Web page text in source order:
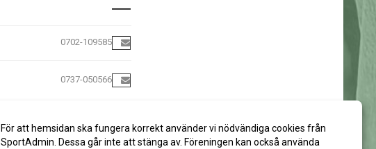
0702-109585
0737-050566
För att hemsidan ska fungera korrekt använder vi nödvändiga cookies från
SportAdmin. Dessa går inte att stänga av. Föreningen kan också använda